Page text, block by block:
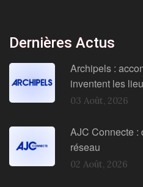
Dernières Actus
Archipels :
inventent les
03 Août, 2026
AJC Connecte
réseau
02 Août, 2026